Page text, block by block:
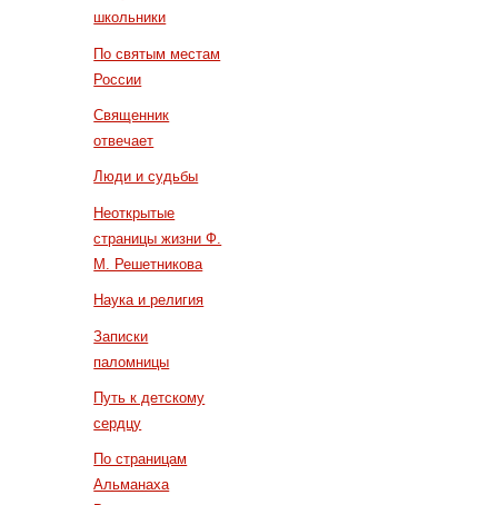
школьники
По святым местам
России
Священник
отвечает
Люди и судьбы
Неоткрытые
страницы жизни Ф.
М. Решетникова
Наука и религия
Записки
паломницы
Путь к детскому
сердцу
По страницам
Альманаха